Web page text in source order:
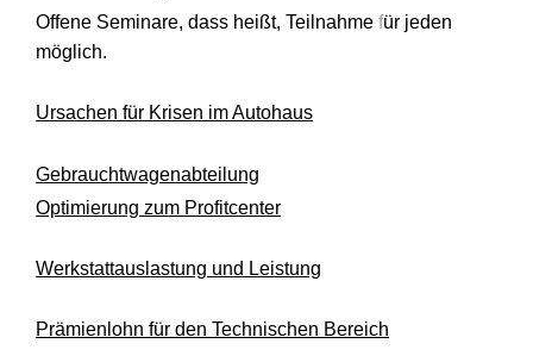
Offene Seminare, dass heißt, Teilnahme für jeden
möglich.
Ursachen für Krisen im Autohaus
Gebrauchtwagenabteilung
Optimierung zum Profitcenter
Werkstattauslastung und Leistung
Prämienlohn für den Technischen Bereich